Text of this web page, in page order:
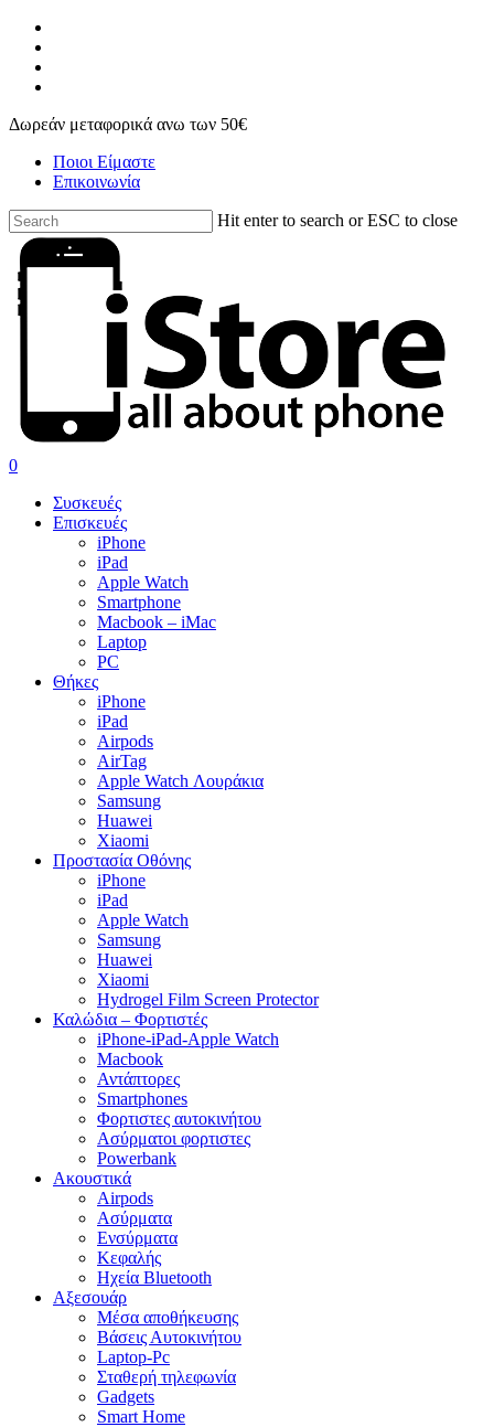
Skip
main
content
Δωρεάν μεταφορικά ανω των 50€
Ποιοι Είμαστε
Επικοινωνία
Hit enter to search or ESC to close
Close
Search
search
account
0
Συσκευές
Επισκευές
iPhone
iPad
Apple Watch
Smartphone
Macbook – iMac
Laptop
PC
Θήκες
iPhone
iPad
Airpods
AirTag
Apple Watch Λουράκια
Samsung
Huawei
Xiaomi
Προστασία Οθόνης
iPhone
iPad
Apple Watch
Samsung
Huawei
Xiaomi
Hydrogel Film Screen Protector
Καλώδια – Φορτιστές
iPhone-iPad-Apple Watch
Macbook
Αντάπτορες
Smartphones
Φορτιστες αυτοκινήτου
Ασύρματοι φορτιστες
Powerbank
Ακουστικά
Airpods
Ασύρματα
Ενσύρματα
Κεφαλής
Ηχεία Bluetooth
Αξεσουάρ
Μέσα αποθήκευσης
Βάσεις Αυτοκινήτου
Laptop-Pc
Σταθερή τηλεφωνία
Gadgets
Smart Home